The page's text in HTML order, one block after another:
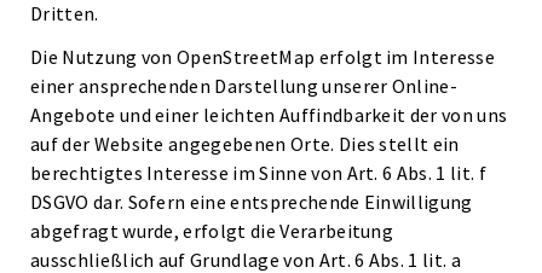
Dritten.
Die Nutzung von OpenStreetMap erfolgt im Interesse
einer ansprechenden Darstellung unserer Online-
Angebote und einer leichten Auffindbarkeit der von uns
auf der Website angegebenen Orte. Dies stellt ein
berechtigtes Interesse im Sinne von Art. 6 Abs. 1 lit. f
DSGVO dar. Sofern eine entsprechende Einwilligung
abgefragt wurde, erfolgt die Verarbeitung
ausschließlich auf Grundlage von Art. 6 Abs. 1 lit. a